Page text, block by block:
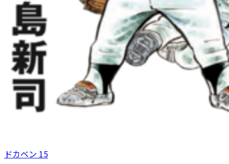
ドカベン 15